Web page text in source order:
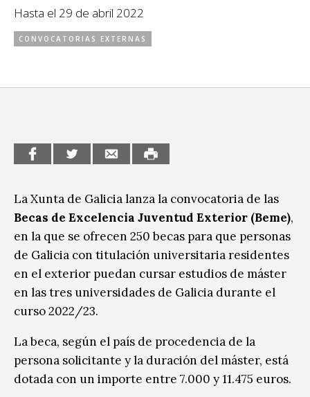
CCE en el interior/libros
Espacio itinerante de lectura infantil
Letras
Medio Ambiente
Música
Sin categoría
Hasta el 29 de abril 2022
CONVOCATORIAS EXTERNAS
La Xunta de Galicia lanza la convocatoria de las
Becas de Excelencia Juventud Exterior (Beme),
en la que se ofrecen 250 becas para que personas
de Galicia con titulación universitaria residentes
en el exterior puedan cursar estudios de máster
en las tres universidades de Galicia durante el
curso 2022/23.
La beca, según el país de procedencia de la
persona solicitante y la duración del máster, está
dotada con un importe entre 7.000 y 11.475 euros.